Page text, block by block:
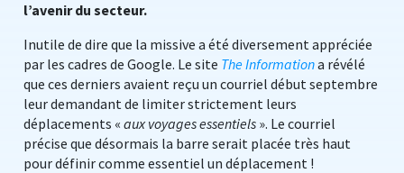
l’avenir du secteur.
Inutile de dire que la missive a été diversement appréciée
par les cadres de Google. Le site The Informationa révélé
que ces derniers avaient reçu un courriel début septembre
leur demandant de limiter strictement leurs
déplacements « aux voyages essentiels ». Le courriel
précise que désormais la barre serait placée très haut
pour définir comme essentiel un déplacement !